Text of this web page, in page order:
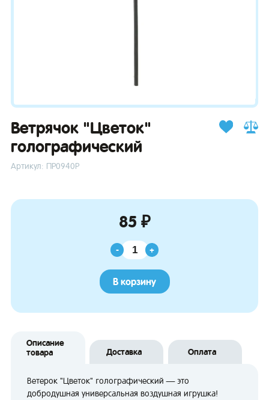
Ветрячок "Цветок"
голографический
Артикул: ПР0940Р
85 ₽
- +
В корзину
Описание
товара
Доставка Оплата
Ветерок "Цветок" голографический — это
добродушная универсальная воздушная игрушка!